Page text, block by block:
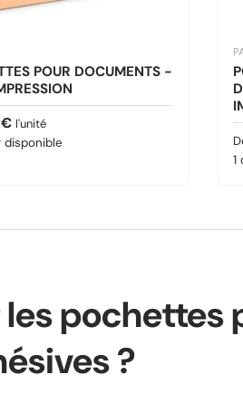
POUR DOCUMENTS -
l'unité
disponible
1
les
?